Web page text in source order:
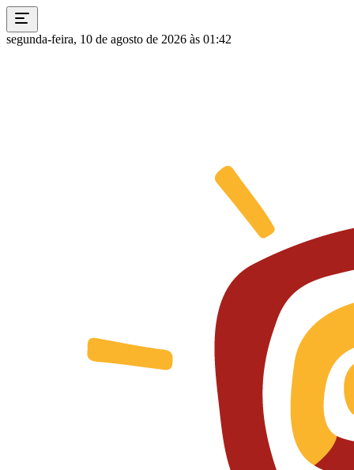
segunda-feira, 10 de agosto de 2026 às 01:42